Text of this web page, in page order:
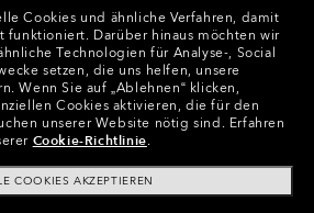
Prizm Black,
Cookies und ähnliche Verfahren, damit
funktioniert. Darüber hinaus möchten wir
Technologien für Analyse-, Social
setzen, die uns helfen, unsere
Wenn Sie auf „Ablehnen“ klicken,
Cookies aktivieren, die für den
unserer Website nötig sind. Erfahren
Cookie-Richtlinie.
COOKIES AKZEPTIEREN
).